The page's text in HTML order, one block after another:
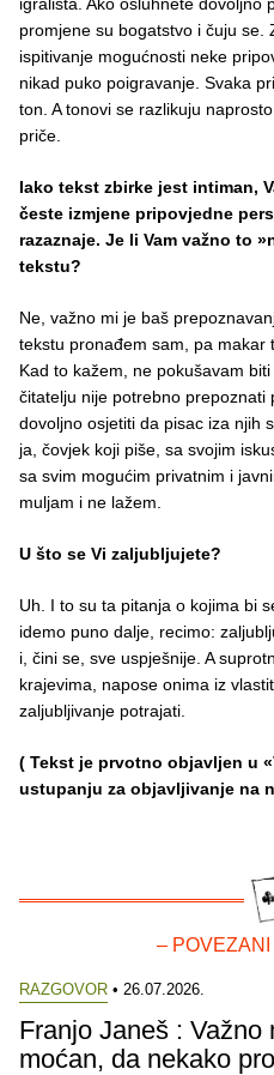
promjene su bogatstvo i čuju se.
ispitivanje mogućnosti neke
nikad puko poigravanje. Svaka
ton. A tonovi se razlikuju
priče.
Iako tekst zbirke jest intiman,
česte izmjene pripovjedne
razaznaje. Je li Vam važno to
tekstu?
Ne, važno mi je baš
tekstu pronađem sam, pa makar
Kad to kažem, ne pokušavam
čitatelju nije potrebno prepoznati
dovoljno osjetiti da pisac iza njih
ja, čovjek koji piše, sa svojim
sa svim mogućim privatnim i
muljam i ne lažem.
U što se Vi zaljubljujete?
Uh. I to su ta pitanja o kojima bi
idemo puno dalje, recimo:
i, čini se, sve uspješnije. A
krajevima, napose onima iz
zaljubljivanje potrajati.
( Tekst je prvotno objavljen u
ustupanju za objavljivanje na
–
RAZGOVOR • 26.07.2026.
Franjo Janeš : Važno
moćan, da nekako